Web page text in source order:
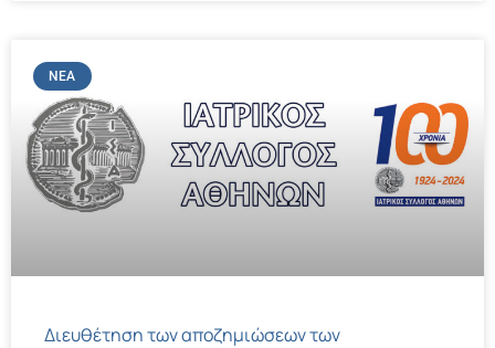
ΝΈΑ
Διευθέτηση των αποζημιώσεων των